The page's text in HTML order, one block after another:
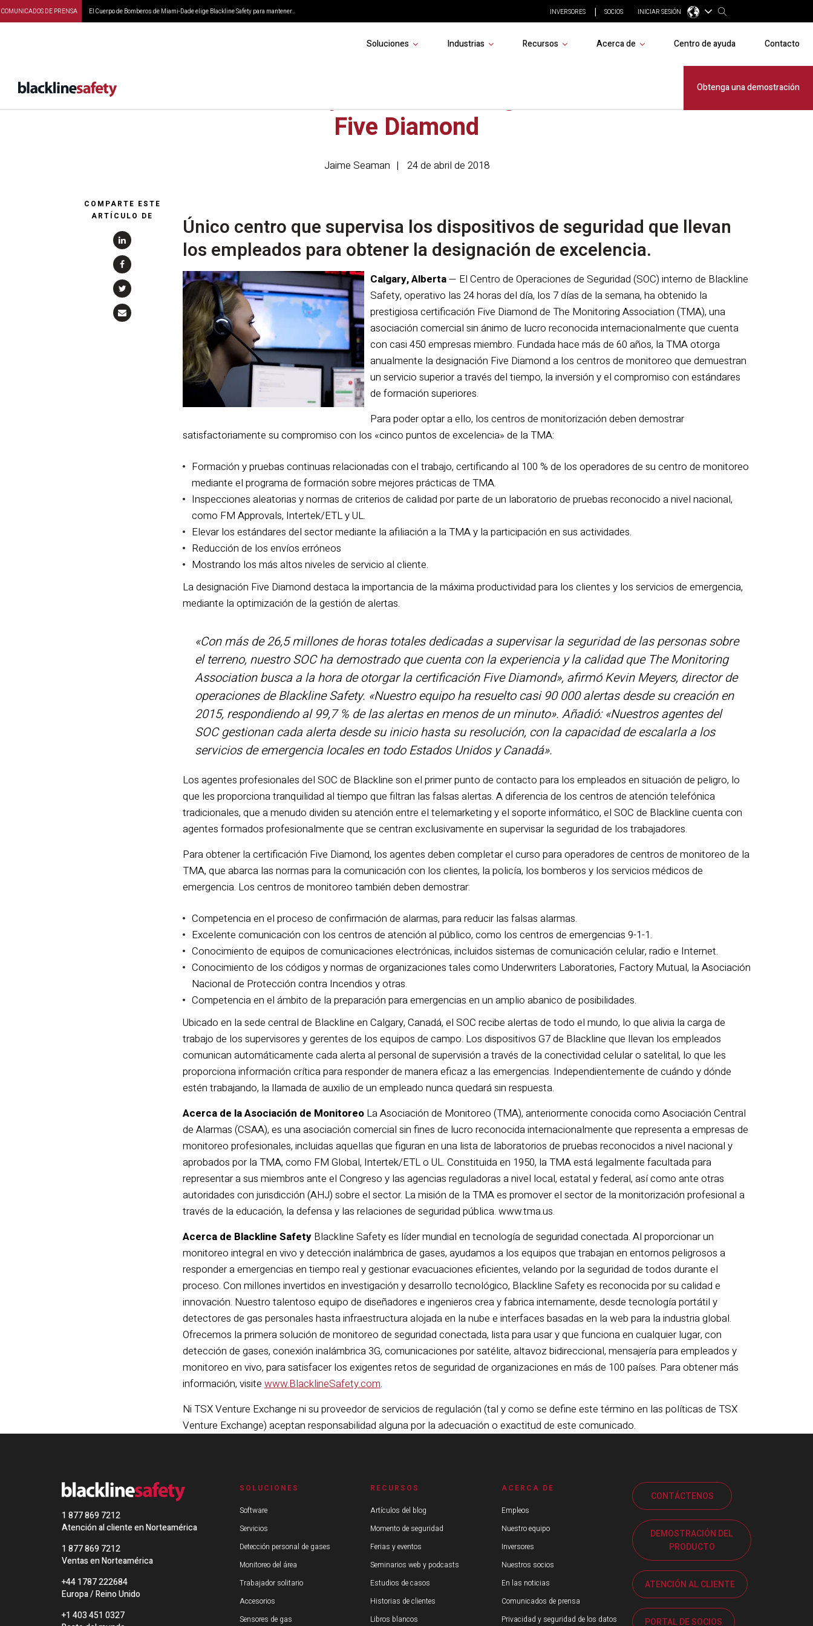
COMUNICADOS DE PRENSA El Cuerpo de Bomberos de Miami-Dade elige Blackline Safety para mantener... INVERSORES SOCIOS INICIAR SESIÓN
Soluciones Industrias Recursos Acerca de Centro de ayuda Contacto
Obtenga una demostración
Five Diamond
Jaime Seaman 24 de abril de 2018
COMPARTE ESTE
ARTÍCULO DE
Único centro que supervisa los dispositivos de seguridad que llevan
los empleados para obtener la designación de excelencia.
Calgary, Alberta— El Centro de Operaciones de Seguridad (SOC) interno de Blackline
Safety, operativo las 24 horas del día, los 7 días de la semana, ha obtenido la
prestigiosa certificación Five Diamond de The Monitoring Association (TMA), una
asociación comercial sin ánimo de lucro reconocida internacionalmente que cuenta
con casi 450 empresas miembro. Fundada hace más de 60 años, la TMA otorga
anualmente la designación Five Diamond a los centros de monitoreo que demuestran
un servicio superior a través del tiempo, la inversión y el compromiso con estándares
de formación superiores.
Para poder optar a ello, los centros de monitorización deben demostrar
satisfactoriamente su compromiso con los «cinco puntos de excelencia» de la TMA:
Formación y pruebas continuas relacionadas con el trabajo, certificando al 100 % de los operadores de su centro de monitoreo
mediante el programa de formación sobre mejores prácticas de TMA.
Inspecciones aleatorias y normas de criterios de calidad por parte de un laboratorio de pruebas reconocido a nivel nacional,
como FM Approvals, Intertek/ETL y UL.
Elevar los estándares del sector mediante la afiliación a la TMA y la participación en sus actividades.
Reducción de los envíos erróneos
Mostrando los más altos niveles de servicio al cliente.
La designación Five Diamond destaca la importancia de la máxima productividad para los clientes y los servicios de emergencia,
mediante la optimización de la gestión de alertas.
«Con más de 26,5 millones de horas totales dedicadas a supervisar la seguridad de las personas sobre
el terreno, nuestro SOC ha demostrado que cuenta con la experiencia y la calidad que The Monitoring
Association busca a la hora de otorgar la certificación Five Diamond», afirmó Kevin Meyers, director de
operaciones de Blackline Safety. «Nuestro equipo ha resuelto casi 90 000 alertas desde su creación en
2015, respondiendo al 99,7 % de las alertas en menos de un minuto». Añadió: «Nuestros agentes del
SOC gestionan cada alerta desde su inicio hasta su resolución, con la capacidad de escalarla a los
servicios de emergencia locales en todo Estados Unidos y Canadá».
Los agentes profesionales del SOC de Blackline son el primer punto de contacto para los empleados en situación de peligro, lo
que les proporciona tranquilidad al tiempo que filtran las falsas alertas. A diferencia de los centros de atención telefónica
tradicionales, que a menudo dividen su atención entre el telemarketing y el soporte informático, el SOC de Blackline cuenta con
agentes formados profesionalmente que se centran exclusivamente en supervisar la seguridad de los trabajadores.
Para obtener la certificación Five Diamond, los agentes deben completar el curso para operadores de centros de monitoreo de la
TMA, que abarca las normas para la comunicación con los clientes, la policía, los bomberos y los servicios médicos de
emergencia. Los centros de monitoreo también deben demostrar:
Competencia en el proceso de confirmación de alarmas, para reducir las falsas alarmas.
Excelente comunicación con los centros de atención al público, como los centros de emergencias 9-1-1.
Conocimiento de equipos de comunicaciones electrónicas, incluidos sistemas de comunicación celular, radio e Internet.
Conocimiento de los códigos y normas de organizaciones tales como Underwriters Laboratories, Factory Mutual, la Asociación
Nacional de Protección contra Incendios y otras.
Competencia en el ámbito de la preparación para emergencias en un amplio abanico de posibilidades.
Ubicado en la sede central de Blackline en Calgary, Canadá, el SOC recibe alertas de todo el mundo, lo que alivia la carga de
trabajo de los supervisores y gerentes de los equipos de campo. Los dispositivos G7 de Blackline que llevan los empleados
comunican automáticamente cada alerta al personal de supervisión a través de la conectividad celular o satelital, lo que les
proporciona información crítica para responder de manera eficaz a las emergencias. Independientemente de cuándo y dónde
estén trabajando, la llamada de auxilio de un empleado nunca quedará sin respuesta.
Acerca de la Asociación de Monitoreo La Asociación de Monitoreo (TMA), anteriormente conocida como Asociación Central
de Alarmas (CSAA), es una asociación comercial sin fines de lucro reconocida internacionalmente que representa a empresas de
monitoreo profesionales, incluidas aquellas que figuran en una lista de laboratorios de pruebas reconocidos a nivel nacional y
aprobados por la TMA, como FM Global, Intertek/ETL o UL. Constituida en 1950, la TMA está legalmente facultada para
representar a sus miembros ante el Congreso y las agencias reguladoras a nivel local, estatal y federal, así como ante otras
autoridades con jurisdicción (AHJ) sobre el sector. La misión de la TMA es promover el sector de la monitorización profesional a
través de la educación, la defensa y las relaciones de seguridad pública. www.tma.us.
Acerca de Blackline Safety Blackline Safety es líder mundial en tecnología de seguridad conectada. Al proporcionar un
monitoreo integral en vivo y detección inalámbrica de gases, ayudamos a los equipos que trabajan en entornos peligrosos a
responder a emergencias en tiempo real y gestionar evacuaciones eficientes, velando por la seguridad de todos durante el
proceso. Con millones invertidos en investigación y desarrollo tecnológico, Blackline Safety es reconocida por su calidad e
innovación. Nuestro talentoso equipo de diseñadores e ingenieros crea y fabrica internamente, desde tecnología portátil y
detectores de gas personales hasta infraestructura alojada en la nube e interfaces basadas en la web para la industria global.
Ofrecemos la primera solución de monitoreo de seguridad conectada, lista para usar y que funciona en cualquier lugar, con
detección de gases, conexión inalámbrica 3G, comunicaciones por satélite, altavoz bidireccional, mensajería para empleados y
monitoreo en vivo, para satisfacer los exigentes retos de seguridad de organizaciones en más de 100 países. Para obtener más
información, visite www.BlacklineSafety.com.
Ni TSX Venture Exchange ni su proveedor de servicios de regulación (tal y como se define este término en las políticas de TSX
Venture Exchange) aceptan responsabilidad alguna por la adecuación o exactitud de este comunicado.
1 877 869 7212
Atención al cliente en Norteamérica
1 877 869 7212
Ventas en Norteamérica
+44 1787 222684
Europa / Reino Unido
+1 403 451 0327
SOLUCIONES
Software
Servicios
Detección personal de gases
Monitoreo del área
Trabajador solitario
Accesorios
Sensores de gas
RECURSOS
Artículos del blog
Momento de seguridad
Ferias y eventos
Seminarios web y podcasts
Estudios de casos
Historias de clientes
Libros blancos
ACERCA DE
Empleos
Nuestro equipo
Inversores
Nuestros socios
En las noticias
Comunicados de prensa
Privacidad y seguridad de los datos
CONTÁCTENOS
DEMOSTRACIÓN DEL
PRODUCTO
ATENCIÓN AL CLIENTE
PORTAL DE SOCIOS